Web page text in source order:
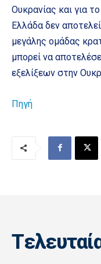
Ουκρανίας και για
Ελλάδα δεν
μεγάλης ομάδας
μπορεί να
εξελίξεων στην
Πηγή